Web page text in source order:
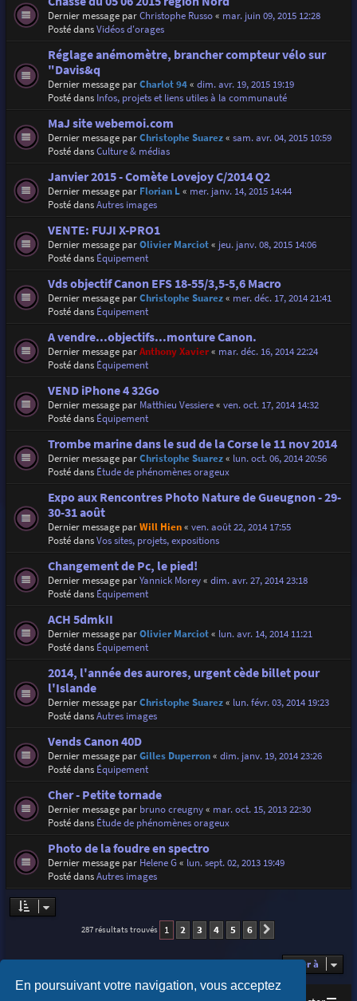
En poursuivant votre navigation, vous acceptez
Dernier message parChristophe Russo« mar. juin 09, 2015 12:28
Posté dansVidéos d'orages
Réglage anémomètre, brancher compteur vélo sur
"Davis&q
Dernier message parCharlot 94« dim. avr. 19, 2015 19:19
Posté dans Infos, projets et liens utiles à la communauté
MaJ site webemoi.com
Dernier message parChristophe Suarez« sam. avr. 04, 2015 10:59
Posté dansCulture & médias
Janvier 2015 - Comète Lovejoy C/2014 Q2
Dernier message par Florian L« mer. janv. 14, 2015 14:44
Posté dansAutres images
VENTE: FUJI X-PRO1
Dernier message parOlivier Marciot« jeu. janv. 08, 2015 14:06
Posté dans Équipement
Vds objectif Canon EFS 18-55/3,5-5,6 Macro
Dernier message parChristophe Suarez« mer. déc. 17, 2014 21:41
Posté dans Équipement
A vendre...objectifs...monture Canon.
Dernier message parAnthony Xavier« mar. déc. 16, 2014 22:24
Posté dans Équipement
VEND iPhone 4 32Go
Dernier message par Matthieu Vessiere« ven. oct. 17, 2014 14:32
Posté dans Équipement
Trombe marine dans le sud de la Corse le 11 nov 2014
Dernier message parChristophe Suarez« lun. oct. 06, 2014 20:56
Posté dans Étude de phénomènes orageux
Expo aux Rencontres Photo Nature de Gueugnon - 29-
30-31 août
Dernier message parWill Hien« ven. août 22, 2014 17:55
Posté dansVos sites, projets, expositions
Changement de Pc, le pied!
Dernier message parYannick Morey« dim. avr. 27, 2014 23:18
Posté dans Équipement
ACH 5dmkII
Dernier message parOlivier Marciot« lun. avr. 14, 2014 11:21
Posté dans Équipement
2014, l'année des aurores, urgent cède billet pour
l'Islande
Dernier message parChristophe Suarez« lun. févr. 03, 2014 19:23
Posté dansAutres images
Vends Canon 40D
Dernier message parGilles Duperron« dim. janv. 19, 2014 23:26
Posté dans Équipement
Cher - Petite tornade
Dernier message par bruno creugny« mar. oct. 15, 2013 22:30
Posté dans Étude de phénomènes orageux
Photo de la foudre en spectro
Dernier message par Helene G« lun. sept. 02, 2013 19:49
Posté dansAutres images
287 résultats trouvés 1 2 3 4 5 6
Aller à